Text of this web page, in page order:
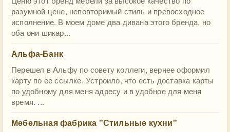
разумной цене, неповторимый стиль и превосходное
исполнение. В моем доме два дивана этого бренда, но
оба они шикар...
Альфа-Банк
Перешел в Альфу по совету коллеги, вернее оформил
карту по ее ссылке. Устроило, что есть доставка карты
по удобному для меня адресу и в удобное для меня
время. ...
Мебельная фабрика "Стильные кухни"